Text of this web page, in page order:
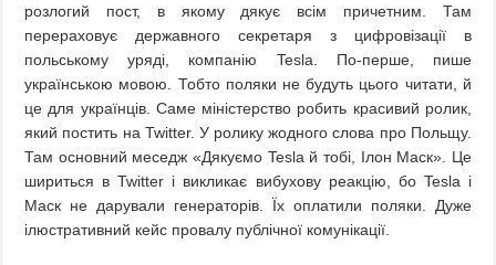
розлогий пост, в якому дякує всім причетним. Там
пeрераховує державного секретаря з цифровізації в
польському уряді, компанію Tesla. По-перше, пише
українською мовою. Тобто поляки не будуть цього читати, й
це для українців. Саме міністерство робить красивий ролик,
який постить на Twitter. У ролику жодного слова про Польщу.
Там основний меседж «Дякуємо Tesla й тобі, Ілон Маск». Це
шириться в Twitter і викликає вибухову реакцію, бо Tesla і
Маск не дарували генераторів. Їх оплатили поляки. Дуже
ілюстративний кейс провалу публічної комунікації.